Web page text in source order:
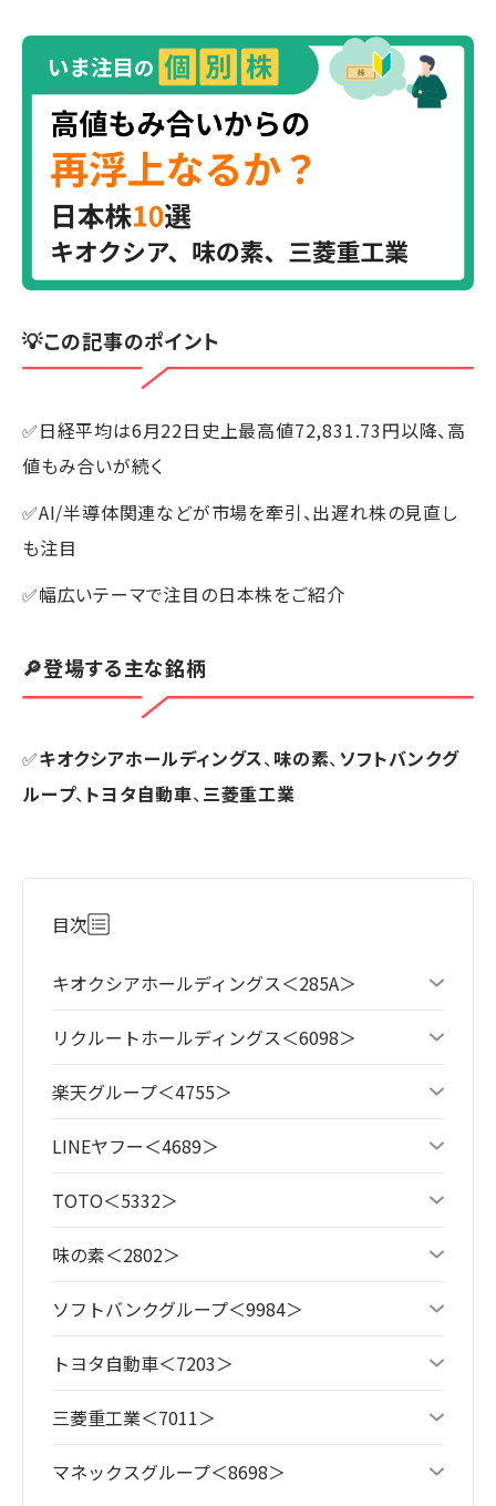
💡この記事のポイント
✅日経平均は6月22日史上最高値72,831.73円以降、高
値もみ合いが続く
✅AI/半導体関連などが市場を牽引、出遅れ株の見直し
も注目
✅幅広いテーマで注目の日本株をご紹介
🔎登場する主な銘柄
✅キオクシアホールディングス、味の素、ソフトバンクグ
ループ、 トヨタ自動車、三菱重工業
目次
キオクシアホールディングス＜285A＞
リクルートホールディングス＜6098＞
楽天グループ＜4755＞
LINEヤフー＜4689＞
TOTO＜5332＞
味の素＜2802＞
ソフトバンクグループ＜9984＞
トヨタ自動車＜7203＞
三菱重工業＜7011＞
マネックスグループ＜8698＞